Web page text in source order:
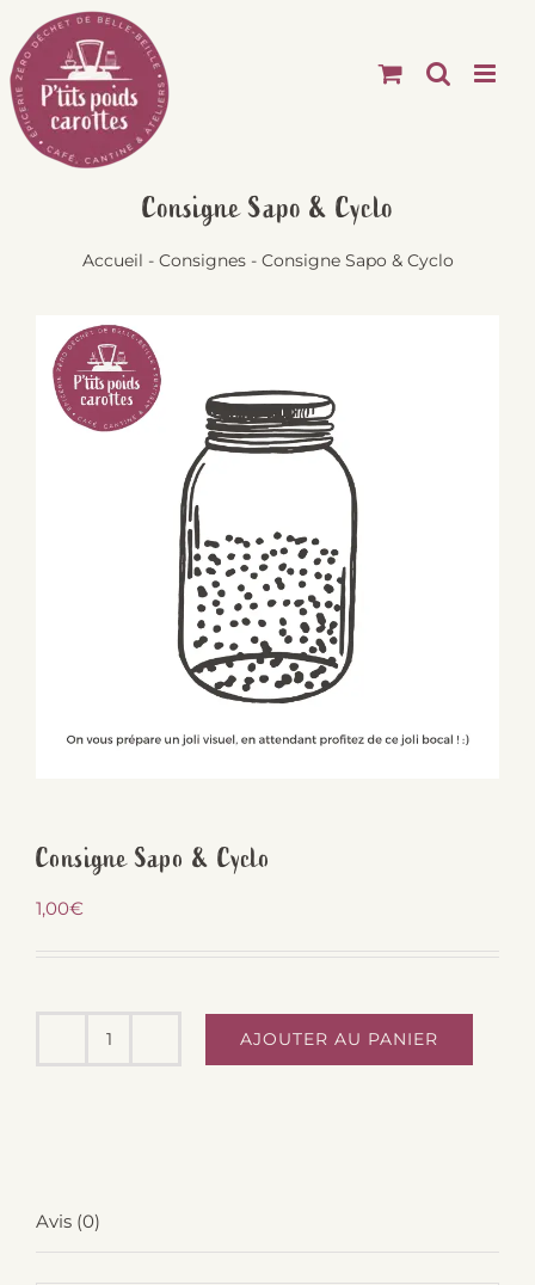
Passer
au
contenu
Consigne Sapo & Cyclo
Accueil - Consignes- Consigne Sapo & Cyclo
Consigne Sapo & Cyclo
1,00€
AJOUTER AU PANIER
Avis (0)